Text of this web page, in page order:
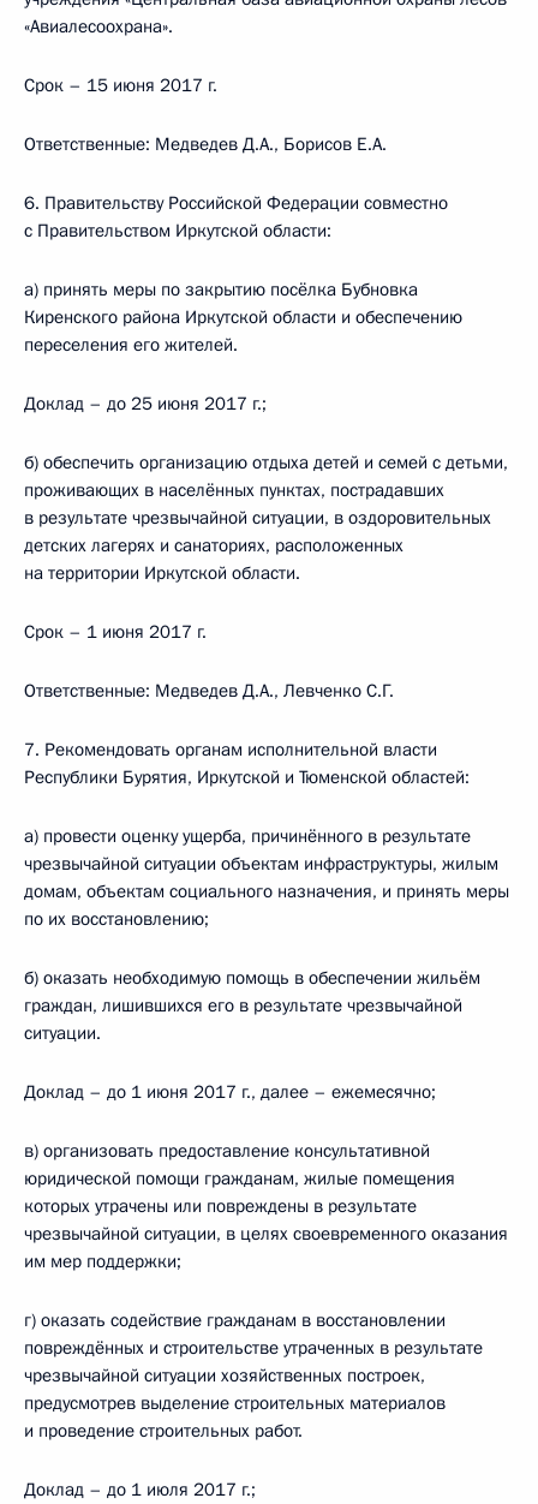
«Авиалесоохрана».
Срок – 15 июня 2017 г.
Ответственные: Медведев Д.А., Борисов Е.А.
6. Правительству Российской Федерации совместно
с Правительством Иркутской области:
а) принять меры по закрытию посёлка Бубновка
Киренского района Иркутской области и обеспечению
переселения его жителей.
Доклад – до 25 июня 2017 г.;
б) обеспечить организацию отдыха детей и семей с детьми,
проживающих в населённых пунктах, пострадавших
в результате чрезвычайной ситуации, в оздоровительных
детских лагерях и санаториях, расположенных
на территории Иркутской области.
Срок – 1 июня 2017 г.
Ответственные: Медведев Д.А., Левченко С.Г.
7. Рекомендовать органам исполнительной власти
Республики Бурятия, Иркутской и Тюменской областей:
а) провести оценку ущерба, причинённого в результате
чрезвычайной ситуации объектам инфраструктуры, жилым
домам, объектам социального назначения, и принять меры
по их восстановлению;
б) оказать необходимую помощь в обеспечении жильём
граждан, лишившихся его в результате чрезвычайной
ситуации.
Доклад – до 1 июня 2017 г., далее – ежемесячно;
в) организовать предоставление консультативной
юридической помощи гражданам, жилые помещения
которых утрачены или повреждены в результате
чрезвычайной ситуации, в целях своевременного оказания
им мер поддержки;
г) оказать содействие гражданам в восстановлении
повреждённых и строительстве утраченных в результате
чрезвычайной ситуации хозяйственных построек,
предусмотрев выделение строительных материалов
и проведение строительных работ.
Доклад – до 1 июля 2017 г.;